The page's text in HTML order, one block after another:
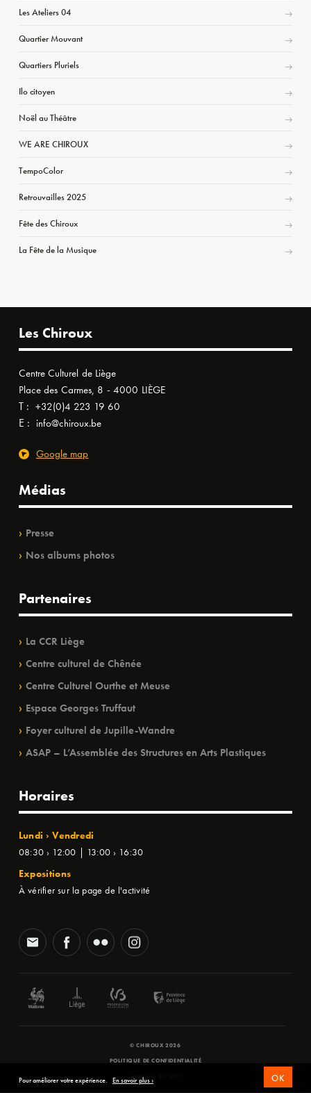
Les Ateliers 04
Quartier Mouvant
Quartiers Pluriels
Ilo citoyen
Noël au Théâtre
WE ARE CHIROUX
TempoColor
Retrouvailles 2025
Fête des Chiroux
La Fête de la Musique
Les Chiroux
Centre Culturel de Liège
Place des Carmes, 8 - 4000 LIÈGE
T : +32(0)4 223 19 60
E : info@chiroux.be
Google map
Médias
Presse
Nos albums photos
Partenaires
La CCR Liège
Centre culturel de Chênée
Centre Culturel Ourthe et Meuse
Espace Georges Truffaut
Foyer culturel de Jupille-Wandre
ASAP – L’Assemblée des Structures en Arts Plastiques
Horaires
Lundi › Vendredi
08:30 › 12:00 | 13:00 › 16:30
Expositions
À vérifier sur la page de l'activité
© CHIROUX 2026
POLITIQUE DE CONFIDENTIALITÉ
WEBSITE BY
Pour améliorer votre expérience. En savoir plus › OK